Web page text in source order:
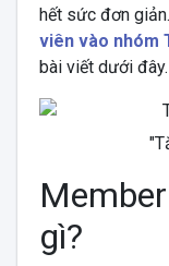
hết sức đơn
viên vào nhóm
bài viết dưới đây.
gì?